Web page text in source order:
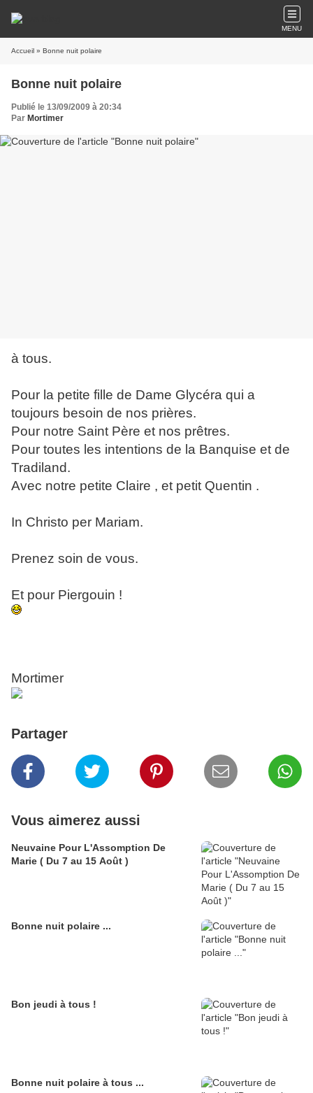
MENU
Accueil » Bonne nuit polaire
Bonne nuit polaire
Publié le 13/09/2009 à 20:34
Par Mortimer
à tous.
Pour la petite fille de Dame Glycéra qui a
toujours besoin de nos prières.
Pour notre Saint Père et nos prêtres.
Pour toutes les intentions de la Banquise et de
Tradiland.
Avec notre petite Claire , et petit Quentin .
In Christo per Mariam.
Prenez soin de vous.
Et pour Piergouin !
Mortimer
Partager
Vous aimerez aussi
Neuvaine Pour L'Assomption De
Marie ( Du 7 au 15 Août )
Bonne nuit polaire ...
Bon jeudi à tous !
Bonne nuit polaire à tous ...